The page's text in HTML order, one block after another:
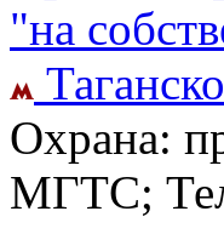
"на
Охрана:
МГТС;